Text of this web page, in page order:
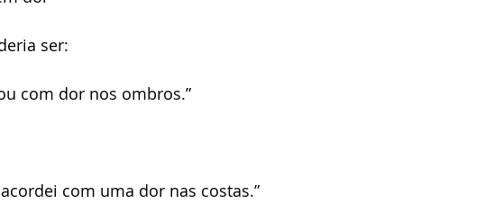
ser:
com dor nos ombros.”
com uma dor nas costas.”